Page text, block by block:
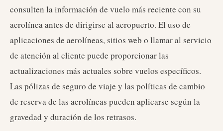
consulten la información de vuelo más reciente con su
aerolínea antes de dirigirse al aeropuerto. El uso de
aplicaciones de aerolíneas, sitios web o llamar al servicio
de atención al cliente puede proporcionar las
actualizaciones más actuales sobre vuelos específicos.
Las pólizas de seguro de viaje y las políticas de cambio
de reserva de las aerolíneas pueden aplicarse según la
gravedad y duración de los retrasos.